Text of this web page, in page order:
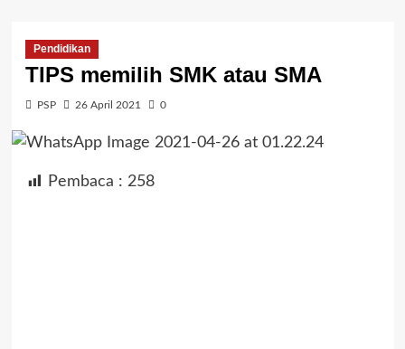
Pendidikan
TIPS memilih SMK atau SMA
PSP 26 April 2021 0
Pembaca : 258